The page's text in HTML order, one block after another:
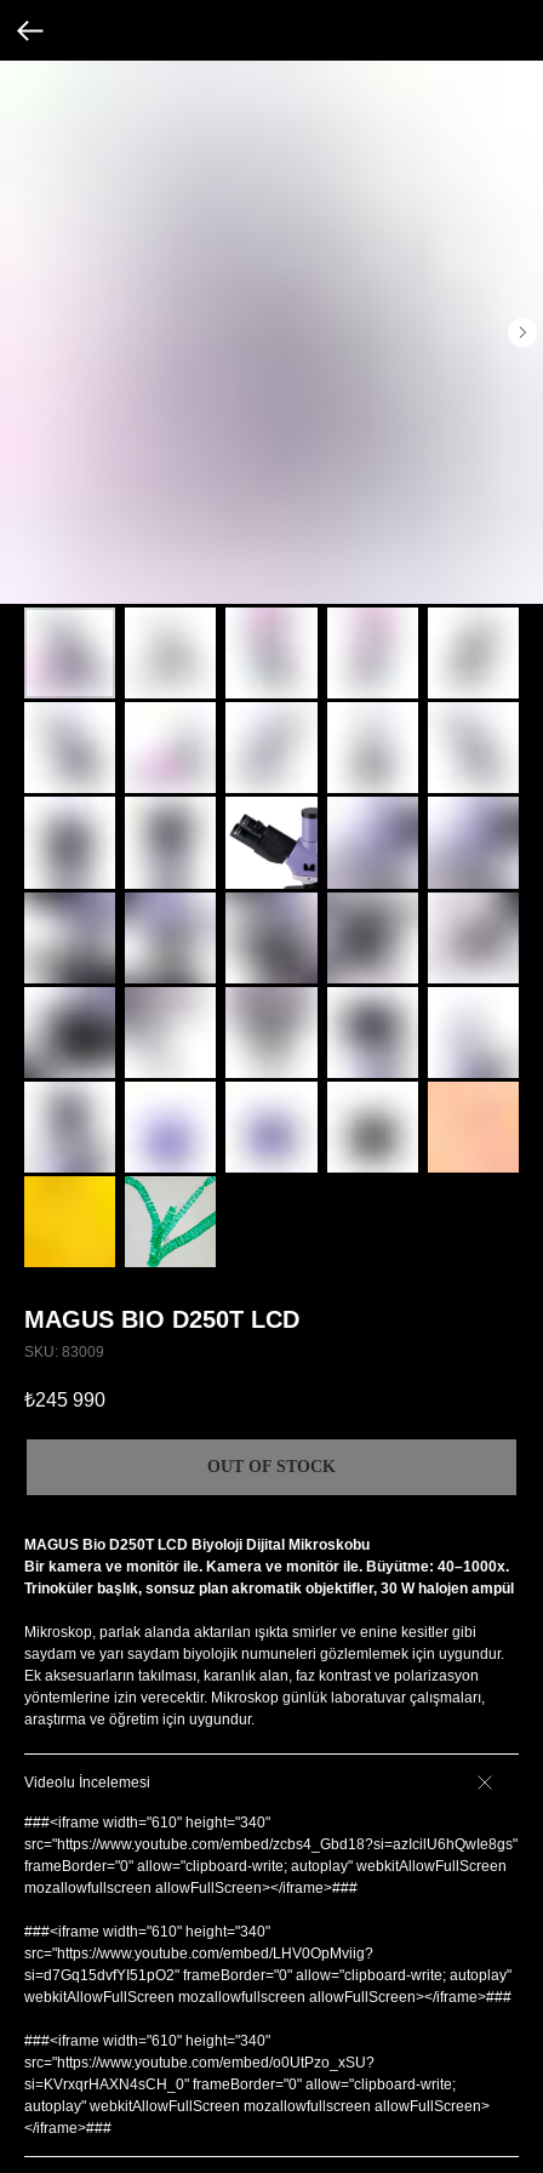
MAGUS BIO D250T LCD
SKU: 83009
₺245 990
OUT OF STOCK
MAGUS Bio D250T LCD Biyoloji Dijital Mikroskobu
Bir kamera ve monitör ile. Kamera ve monitör ile. Büyütme: 40–1000x.
Trinoküler başlık, sonsuz plan akromatik objektifler, 30 W halojen ampül
Mikroskop, parlak alanda aktarılan ışıkta smirler ve enine kesitler gibi
saydam ve yarı saydam biyolojik numuneleri gözlemlemek için uygundur.
Ek aksesuarların takılması, karanlık alan, faz kontrast ve polarizasyon
yöntemlerine izin verecektir. Mikroskop günlük laboratuvar çalışmaları,
araştırma ve öğretim için uygundur.
Videolu İncelemesi
###<iframe width="610" height="340"
src="https://www.youtube.com/embed/zcbs4_Gbd18?si=azIcilU6hQwIe8gs"
frameBorder="0" allow="clipboard-write; autoplay" webkitAllowFullScreen
mozallowfullscreen allowFullScreen></iframe>###
###<iframe width="610" height="340"
src="https://www.youtube.com/embed/LHV0OpMviig?
si=d7Gq15dvfYI51pO2" frameBorder="0" allow="clipboard-write; autoplay"
webkitAllowFullScreen mozallowfullscreen allowFullScreen></iframe>###
###<iframe width="610" height="340"
src="https://www.youtube.com/embed/o0UtPzo_xSU?
si=KVrxqrHAXN4sCH_0" frameBorder="0" allow="clipboard-write;
autoplay" webkitAllowFullScreen mozallowfullscreen allowFullScreen>
</iframe>###